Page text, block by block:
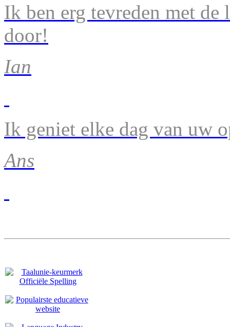
Ik ben erg tevreden met de
door!
Ian
Ik geniet elke dag van uw
Ans